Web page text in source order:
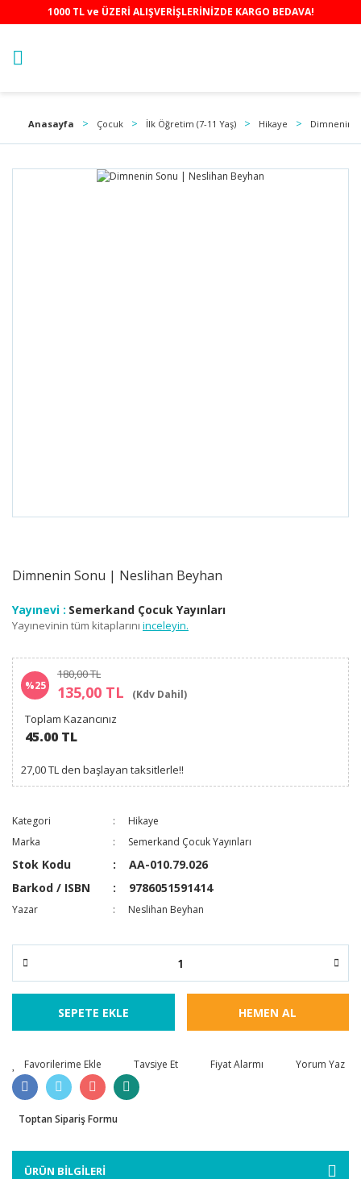
1000 TL ve ÜZERİ ALIŞVERİŞLERİNİZDE KARGO BEDAVA!
Anasayfa Çocuk İlk Öğretim (7-11 Yaş) Hikaye Dimnenin
Dimnenin Sonu | Neslihan Beyhan
Yayınevi : Semerkand Çocuk Yayınları
Yayınevinin tüm kitaplarını inceleyin.
%25
180,00 TL
135,00 TL (Kdv Dahil)
Toplam Kazancınız
45.00 TL
27,00 TL den başlayan taksitlerle!!
Kategori
Hikaye
Marka
Semerkand Çocuk Yayınları
Stok Kodu
AA-010.79.026
Barkod / ISBN
9786051591414
Yazar Neslihan Beyhan
SEPETE EKLE HEMEN AL
Tavsiye Et Fiyat Alarmı Yorum Yaz
Toptan Sipariş Formu
ÜRÜN BİLGİLERİ